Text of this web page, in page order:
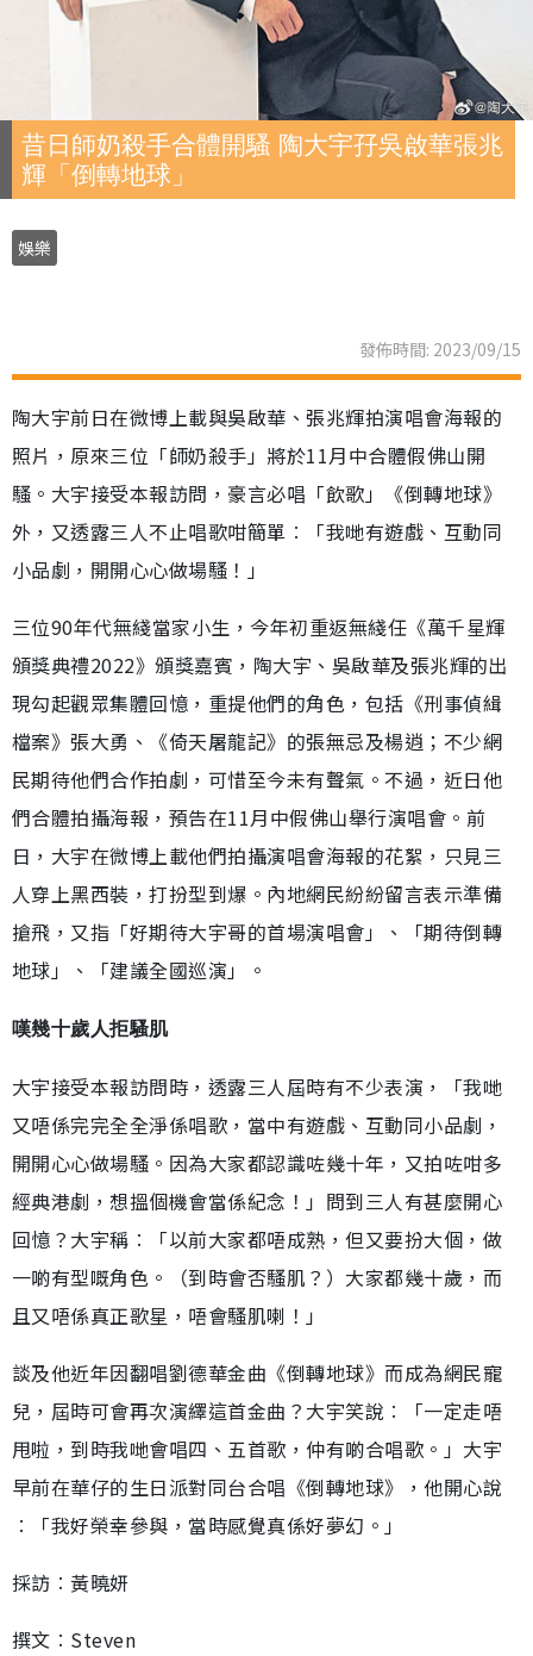
昔日師奶殺手合體開騷 陶大宇孖吳啟華張兆
輝「倒轉地球」
娛樂
發佈時間: 2023/09/15
陶大宇前日在微博上載與吳啟華、張兆輝拍演唱會海報的
照片，原來三位「師奶殺手」將於11月中合體假佛山開
騷。大宇接受本報訪問，豪言必唱「飲歌」《倒轉地球》
外，又透露三人不止唱歌咁簡單︰「我哋有遊戲、互動同
小品劇，開開心心做場騷！」
三位90年代無綫當家小生，今年初重返無綫任《萬千星輝
頒獎典禮2022》頒獎嘉賓，陶大宇、吳啟華及張兆輝的出
現勾起觀眾集體回憶，重提他們的角色，包括《刑事偵緝
檔案》張大勇、《倚天屠龍記》的張無忌及楊逍；不少網
民期待他們合作拍劇，可惜至今未有聲氣。不過，近日他
們合體拍攝海報，預告在11月中假佛山舉行演唱會。前
日，大宇在微博上載他們拍攝演唱會海報的花絮，只見三
人穿上黑西裝，打扮型到爆。內地網民紛紛留言表示準備
搶飛，又指「好期待大宇哥的首場演唱會」、「期待倒轉
地球」、「建議全國巡演」。
嘆幾十歲人拒騷肌
大宇接受本報訪問時，透露三人屆時有不少表演，「我哋
又唔係完完全全淨係唱歌，當中有遊戲、互動同小品劇，
開開心心做場騷。因為大家都認識咗幾十年，又拍咗咁多
經典港劇，想搵個機會當係紀念！」問到三人有甚麼開心
回憶？大宇稱︰「以前大家都唔成熟，但又要扮大個，做
一啲有型嘅角色。（到時會否騷肌？）大家都幾十歲，而
且又唔係真正歌星，唔會騷肌喇！」
談及他近年因翻唱劉德華金曲《倒轉地球》而成為網民寵
兒，屆時可會再次演繹這首金曲？大宇笑說︰「一定走唔
甩啦，到時我哋會唱四、五首歌，仲有啲合唱歌。」大宇
早前在華仔的生日派對同台合唱《倒轉地球》，他開心說
︰「我好榮幸參與，當時感覺真係好夢幻。」
採訪︰黃曉妍
撰文︰Steven